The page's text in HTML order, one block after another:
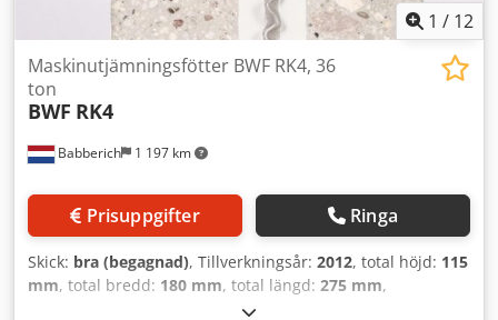
1 / 12
Babberich 1 197 km
Maskinutjämningsfötter BWF RK4, 36
ton
BWF RK4
Prisuppgifter Ringa
Skick: bra (begagnad), Tillverkningsår: 2012, total höjd: 115
mm, total bredd: 180 mm, total längd: 275 mm,
Maskinnivelleringsfötter BWF RK4, 36 ton Längd: 275 mm